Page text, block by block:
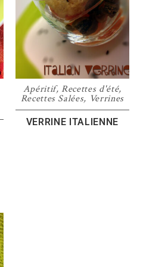
Apéritif,Recettes d'été,
Recettes Salées, Verrines
VERRINE ITALIENNE